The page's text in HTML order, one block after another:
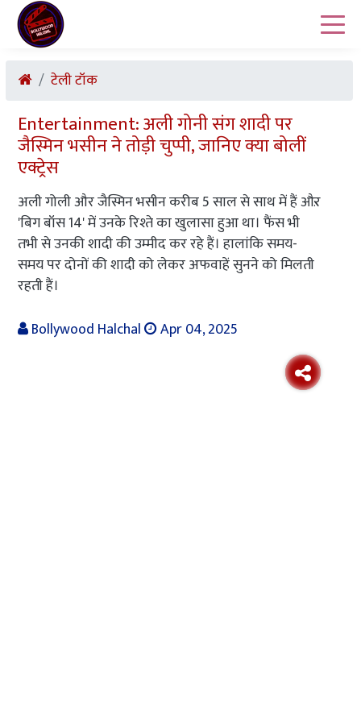
टेली टॉक
Entertainment: अली गोनी संग शादी पर
जैस्मिन भसीन ने तोड़ी चुप्पी, जानिए क्या बोलीं
एक्ट्रेस
अली गोली और जैस्मिन भसीन करीब 5 साल से साथ में हैं औऱ
'बिग बॉस 14' में उनके रिश्ते का खुलासा हुआ था। फैंस भी
तभी से उनकी शादी की उम्मीद कर रहे हैं। हालांकि समय-
समय पर दोनों की शादी को लेकर अफवाहें सुनने को मिलती
रहती हैं।
Bollywood Halchal
Apr 04, 2025